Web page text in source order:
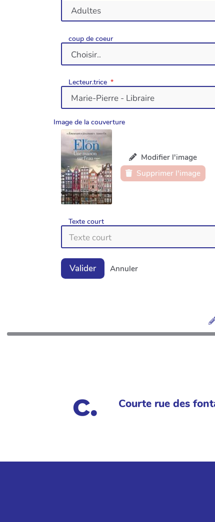
coup de coeur
Lecteur.trice
Image de la couverture
Modifier l'image
Supprimer l'image
Texte court
Valider Annuler
Courte rue des